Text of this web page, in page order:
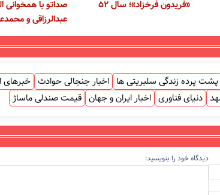
«فریدون فرخزاد»؛ سال ۵۲
صداتو با همخوانی
عبدالرزاقی و
پشت پرده زندگی سلبریتی ها اخبار جنجالی حوادث خبرهای
دنیای فناوری اخبار ایران و جهان قیمت صندلی ماساژ
دیدگاه خود را بنویسید: